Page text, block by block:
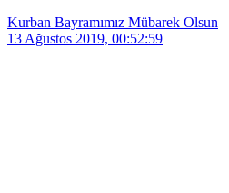
Kurban Bayramımız Mübarek Olsun
13 Ağustos 2019, 00:52:59